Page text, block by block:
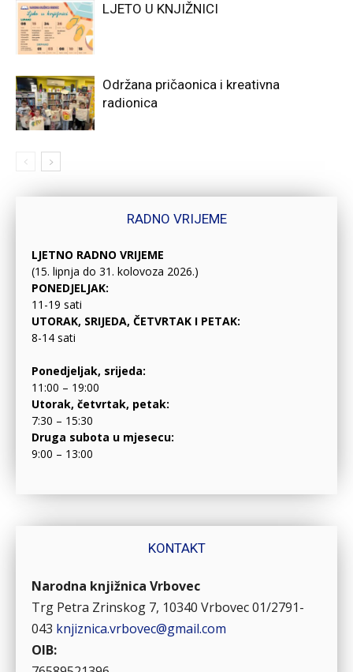
LJETO U KNJIŽNICI
Održana pričaonica i kreativna
radionica
RADNO VRIJEME
LJETNO RADNO VRIJEME
(15. lipnja do 31. kolovoza 2026.)
PONEDJELJAK:
11-19 sati
UTORAK, SRIJEDA, ČETVRTAK I PETAK:
8-14 sati
Ponedjeljak, srijeda:
11:00 – 19:00
Utorak, četvrtak, petak:
7:30 – 15:30
Druga subota u mjesecu:
9:00 – 13:00
KONTAKT
Narodna knjižnica Vrbovec
Trg Petra Zrinskog 7, 10340 Vrbovec01/2791-
043 knjiznica.vrbovec@gmail.com
OIB: